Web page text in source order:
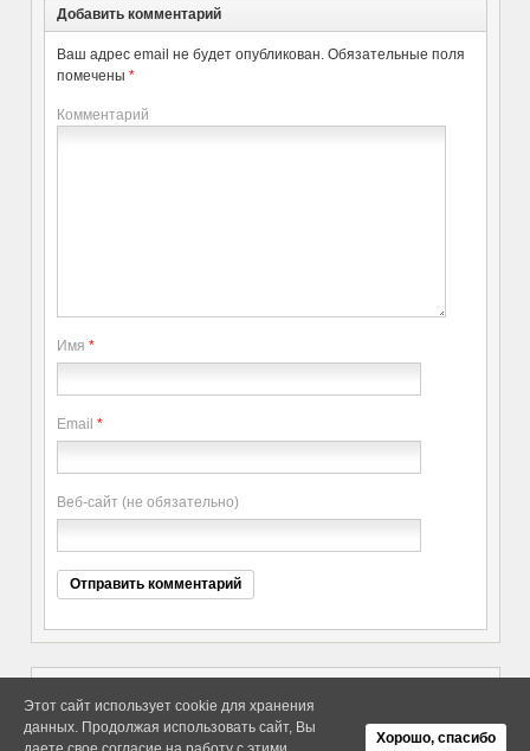
Добавить комментарий
Ваш адрес email не будет опубликован. Обязательные поля
помечены *
Комментарий
Имя *
Email *
Веб-сайт (не обязательно)
Об Arras WordPress Theme
Copyright elitethings. All Rights
Reserved.
Этот сайт использует cookie для хранения
данных. Продолжая использовать сайт, Вы
Хорошо, спасибо